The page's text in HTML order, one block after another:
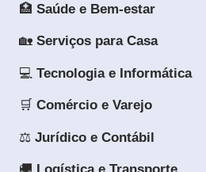
🏥 Saúde e Bem-estar
🏡 Serviços para Casa
💻 Tecnologia e Informática
🛒 Comércio e Varejo
⚖️ Jurídico e Contábil